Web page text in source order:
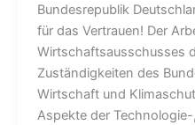
Bundesrepublik
für das Vertrauen! Der
Wirtschaftsausschusses
Zuständigkeiten des
Wirtschaft und
Aspekte der